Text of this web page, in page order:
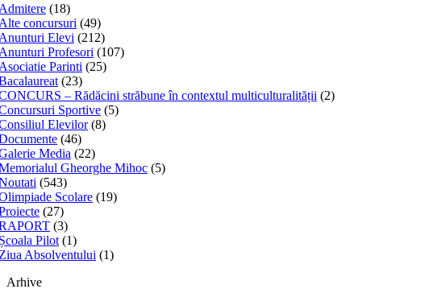
(18)
concursuri (49)
Elevi (212)
Profesori (107)
Parinti (25)
(23)
– Rădăcini străbune în contextul multiculturalității (2)
Sportive (5)
Elevilor(8)
(46)
Media (22)
Gheorghe Mihoc (5)
(543)
Scolare (19)
(27)
(3)
Pilot (1)
Absolventului (1)
Arhive